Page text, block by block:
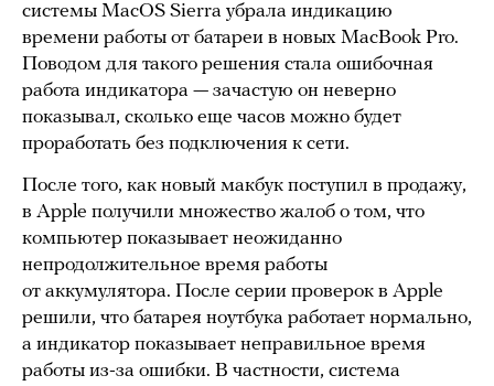
системы MacOS Sierra убрала индикацию
времени работы от батареи в новых MacBook Pro.
Поводом для такого решения стала ошибочная
работа индикатора — зачастую он неверно
показывал, сколько еще часов можно будет
проработать без подключения к сети.
После того, как новый макбук поступил в продажу,
в Apple получили множество жалоб о том, что
компьютер показывает неожиданно
непродолжительное время работы
от аккумулятора. После серии проверок в Apple
решили, что батарея ноутбука работает нормально,
а индикатор показывает неправильное время
работы из-за ошибки. В частности, система